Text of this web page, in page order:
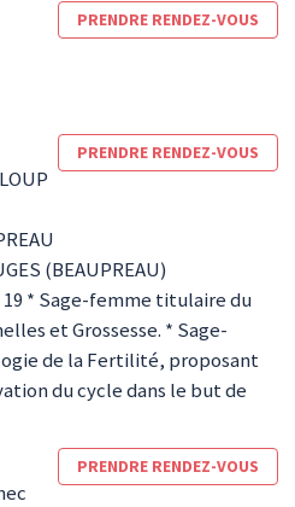
PRENDRE RENDEZ-VOUS
PRENDRE RENDEZ-VOUS
(BEAUPREAU)
19 * Sage-femme titulaire du
et Grossesse. * Sage-
de la Fertilité, proposant
du cycle dans le but de
PRENDRE RENDEZ-VOUS